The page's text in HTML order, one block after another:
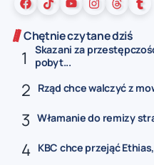
Chętnie czytane dziś
Skazani za
pobyt...
Rząd chce walczyć z
Włamanie do remizy
KBC chce przejąć